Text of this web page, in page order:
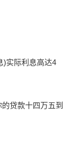
)实际利息高达4
贷款十四万五到